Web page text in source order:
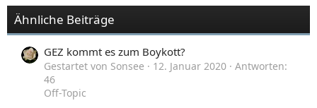
Ähnliche Beiträge
GEZ kommt es zum Boykott?
Gestartet von Sonsee 12. Januar 2020
Antworten:
46
Off-Topic